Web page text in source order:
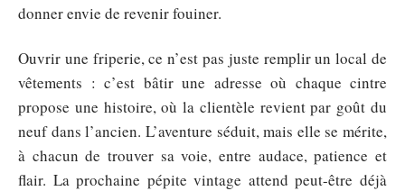
donner envie de revenir fouiner.
Ouvrir une friperie, ce n’est pas juste remplir un local de
vêtements : c’est bâtir une adresse où chaque cintre
propose une histoire, où la clientèle revient par goût du
neuf dans l’ancien. L’aventure séduit, mais elle se mérite,
à chacun de trouver sa voie, entre audace, patience et
flair. La prochaine pépite vintage attend peut-être déjà